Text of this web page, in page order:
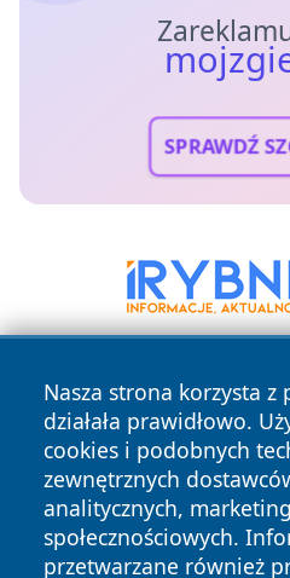
SPRAWDŹ
Nasza strona korzysta
działała prawidłowo.
cookies i podobnych
zewnętrznych
analitycznych,
społecznościowych.
przetwarzane również
Copyright © 2026 mojzgierz.pl